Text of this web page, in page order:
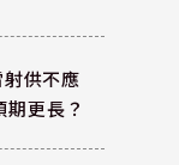
供不應
更長？